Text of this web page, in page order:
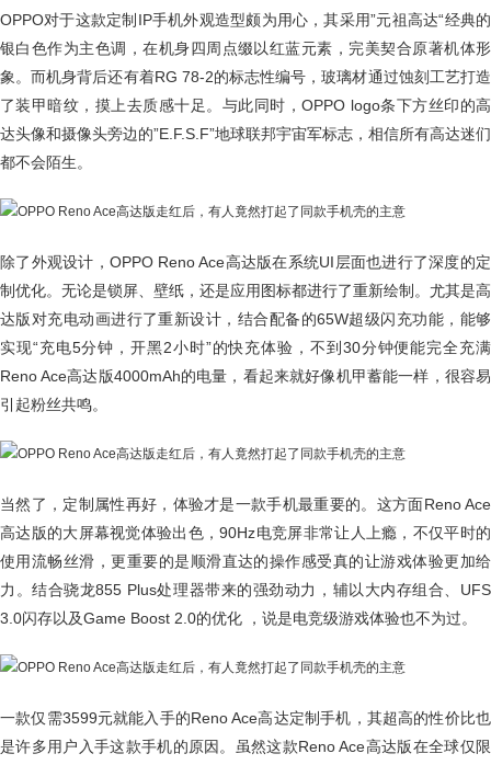
OPPO对于这款定制IP手机外观造型颇为用心，其采用”元祖高达“经典的
银白色作为主色调，在机身四周点缀以红蓝元素，完美契合原著机体形
象。而机身背后还有着RG 78-2的标志性编号，玻璃材通过蚀刻工艺打造
了装甲暗纹，摸上去质感十足。与此同时，OPPO logo条下方丝印的高
达头像和摄像头旁边的”E.F.S.F”地球联邦宇宙军标志，相信所有高达迷们
都不会陌生。
除了外观设计，OPPO Reno Ace高达版在系统UI层面也进行了深度的定
制优化。无论是锁屏、壁纸，还是应用图标都进行了重新绘制。尤其是高
达版对充电动画进行了重新设计，结合配备的65W超级闪充功能，能够
实现“充电5分钟，开黑2小时”的快充体验，不到30分钟便能完全充满
Reno Ace高达版4000mAh的电量，看起来就好像机甲蓄能一样，很容易
引起粉丝共鸣。
当然了，定制属性再好，体验才是一款手机最重要的。这方面Reno Ace
高达版的大屏幕视觉体验出色，90Hz电竞屏非常让人上瘾，不仅平时的
使用流畅丝滑，更重要的是顺滑直达的操作感受真的让游戏体验更加给
力。结合骁龙855 Plus处理器带来的强劲动力，辅以大内存组合、UFS
3.0闪存以及Game Boost 2.0的优化 ，说是电竞级游戏体验也不为过。
一款仅需3599元就能入手的Reno Ace高达定制手机，其超高的性价比也
是许多用户入手这款手机的原因。虽然这款Reno Ace高达版在全球仅限